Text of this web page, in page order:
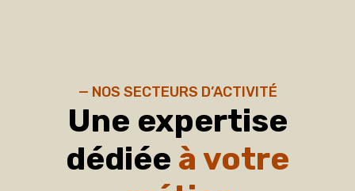
— NOS SECTEURS D’ACTIVITÉ
Une expertise
dédiée à votre